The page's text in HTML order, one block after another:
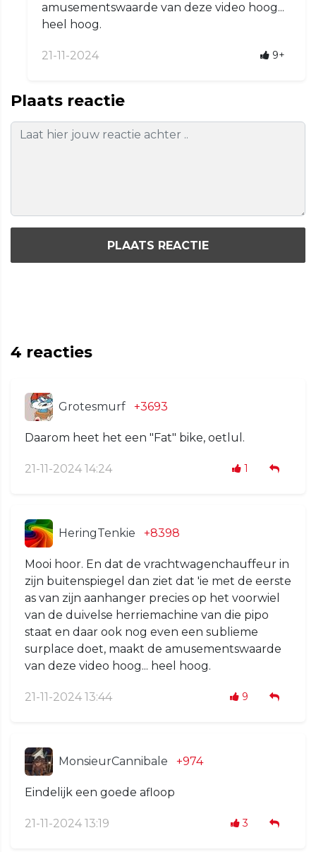
amusementswaarde van deze video hoog...
heel hoog.
21-11-2024 9+
Plaats reactie
PLAATS REACTIE
4 reacties
Grotesmurf +3693
Daarom heet het een "Fat" bike, oetlul.
21-11-2024 14:24 1
HeringTenkie +8398
Mooi hoor. En dat de vrachtwagenchauffeur in
zijn buitenspiegel dan ziet dat 'ie met de eerste
as van zijn aanhanger precies op het voorwiel
van de duivelse herriemachine van die pipo
staat en daar ook nog even een sublieme
surplace doet, maakt de amusementswaarde
van deze video hoog... heel hoog.
21-11-2024 13:44 9
MonsieurCannibale +974
Eindelijk een goede afloop
21-11-2024 13:19 3